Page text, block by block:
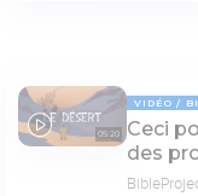
05:20
VIDÉO
Ceci
des